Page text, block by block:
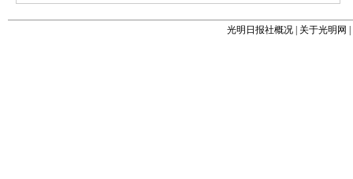
光明日报社概况 关于光明网